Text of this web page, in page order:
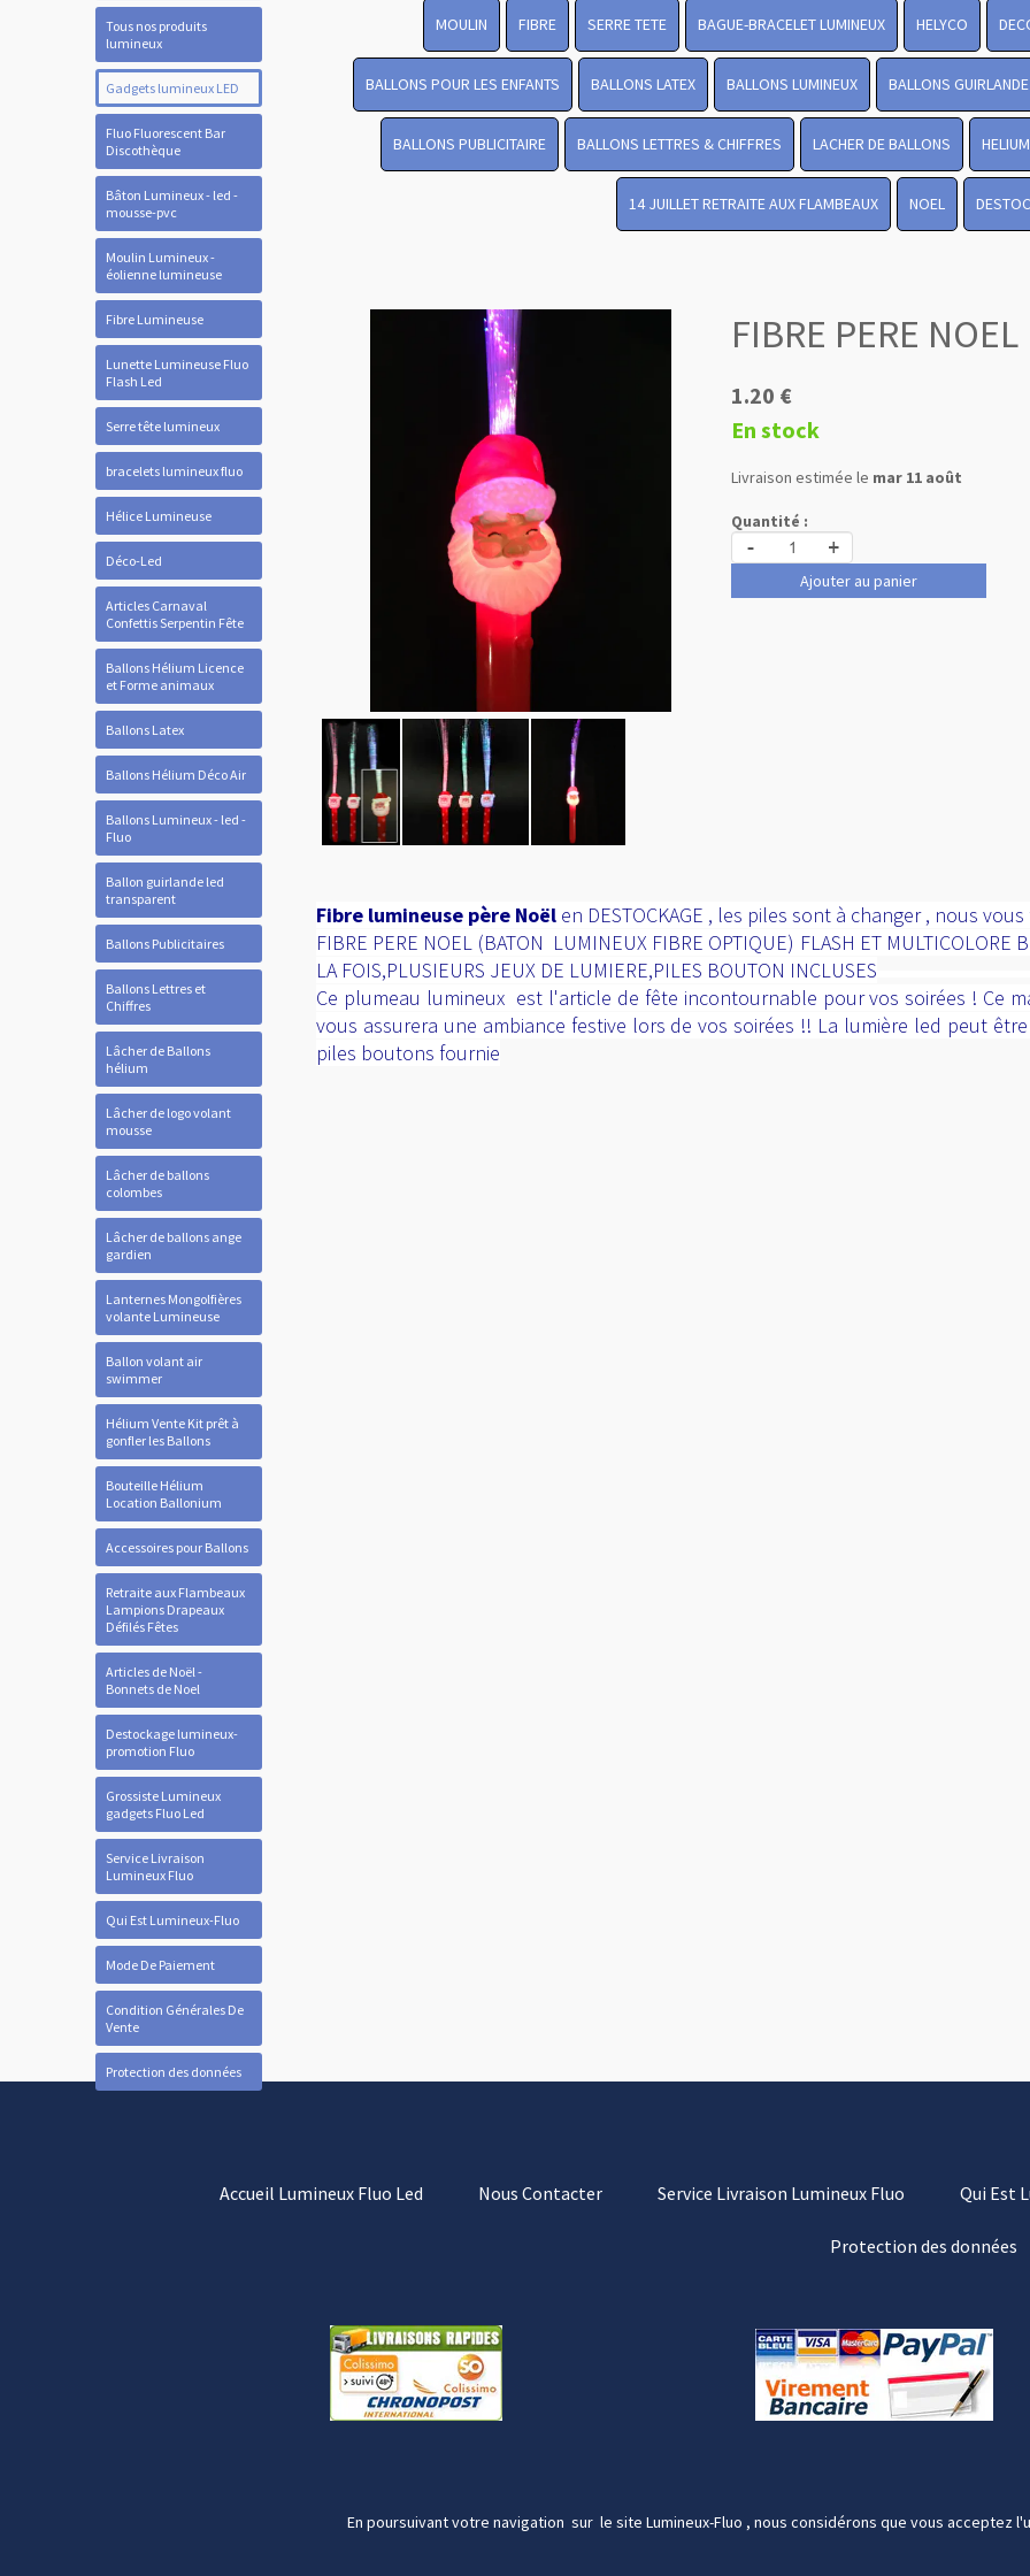
Tous nos produits
lumineux
Gadgets lumineux LED
Fluo Fluorescent Bar
Discothèque
Bâton Lumineux - led -
mousse-pvc
Moulin Lumineux -
éolienne lumineuse
Fibre Lumineuse
Lunette Lumineuse Fluo
Flash Led
Serre tête lumineux
bracelets lumineux fluo
Hélice Lumineuse
Déco-Led
Articles Carnaval
Confettis Serpentin Fête
Ballons Hélium Licence
et Forme animaux
Ballons Latex
Ballons Hélium Déco Air
Ballons Lumineux - led -
Fluo
Ballon guirlande led
transparent
Ballons Publicitaires
Ballons Lettres et
Chiffres
Lâcher de Ballons
hélium
Lâcher de logo volant
mousse
Lâcher de ballons
colombes
Lâcher de ballons ange
gardien
Lanternes Mongolfières
volante Lumineuse
Ballon volant air
swimmer
Hélium Vente Kit prêt à
gonfler les Ballons
Bouteille Hélium
Location Ballonium
Accessoires pour Ballons
Retraite aux Flambeaux
Lampions Drapeaux
Défilés Fêtes
Articles de Noël -
Bonnets de Noel
Destockage lumineux-
promotion Fluo
Grossiste Lumineux
gadgets Fluo Led
Service Livraison
Lumineux Fluo
Qui Est Lumineux-Fluo
Mode De Paiement
Condition Générales De
Vente
Protection des données
Accueil Lumineux Fluo Led Nous Contacter Service Livraison Lumineux Fluo Qui Est
Protection des données
En poursuivant votre navigation sur le site Lumineux-Fluo , nous considérons que vous acceptez
MOULIN FIBRE SERRE TETE BAGUE-BRACELET LUMINEUX HELYCO
BALLONS POUR LES ENFANTS BALLONS LATEX BALLONS LUMINEUX BALLONS GUIRLANDE
BALLONS PUBLICITAIRE BALLONS LETTRES & CHIFFRES LACHER DE BALLONS
14 JUILLET RETRAITE AUX FLAMBEAUX NOEL
FIBRE PERE NOEL
1.20 €
En stock
Livraison estimée le mar 11 août
Quantité :
- +
Ajouter au panier
Fibre lumineuse père Noël en DESTOCKAGE , les piles sont à changer , nous
FIBRE PERE NOEL (BATON LUMINEUX FIBRE OPTIQUE) FLASH ET MULTICOLORE
LA FOIS,PLUSIEURS JEUX DE LUMIERE,PILES BOUTON INCLUSES
Ce plumeau lumineux est l'article de fête incontournable pour vos soirées ! Ce
vous assurera une ambiance festive lors de vos soirées !! La lumière led peut
piles boutons fournie